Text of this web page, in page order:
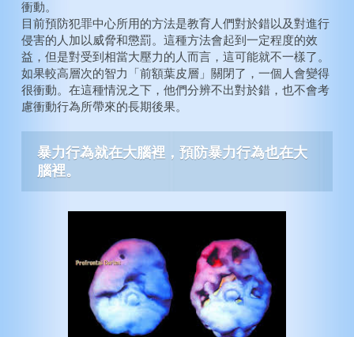
衝動。
目前預防犯罪中心所用的方法是教育人們對於錯以及對進行
侵害的人加以威脅和懲罰。這種方法會起到一定程度的效
益，但是對受到相當大壓力的人而言，這可能就不一樣了。
如果較高層次的智力「前額葉皮層」關閉了，一個人會變得
很衝動。在這種情況之下，他們分辨不出對於錯，也不會考
慮衝動行為所帶來的長期後果。
暴力行為就在大腦裡，預防暴力行為也在大
腦裡。